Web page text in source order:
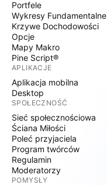
Portfele
Wykresy Fundamentalne
Krzywe Dochodowości
Opcje
Mapy Makro
Pine Script®
APLIKACJE
Aplikacja mobilna
Desktop
SPOŁECZNOŚĆ
Sieć społecznościowa
Ściana Miłości
Poleć przyjaciela
Program twórców
Regulamin
Moderatorzy
POMYSŁY